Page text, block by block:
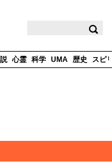
心霊 科学 UMA 歴史 スピ